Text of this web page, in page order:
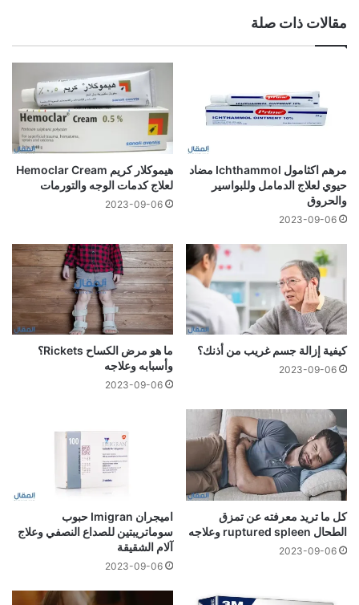
مقالات ذات صلة
مرهم اكثامول Ichthammol مضاد
حيوي لعلاج الدمامل وللبواسير
والحروق
2023-09-06
هيموكلار كريم Hemoclar Cream
لعلاج كدمات الوجه والتورمات
2023-09-06
كيفية إزالة جسم غريب من أذنك؟
2023-09-06
ما هو مرض الكساح Rickets؟
وأسبابه وعلاجه
2023-09-06
كل ما تريد معرفته عن تمزق
الطحال ruptured spleen وعلاجه
2023-09-06
اميجران Imigran حبوب
سوماتريبتين للصداع النصفي وعلاج
آلام الشقيقة
2023-09-06